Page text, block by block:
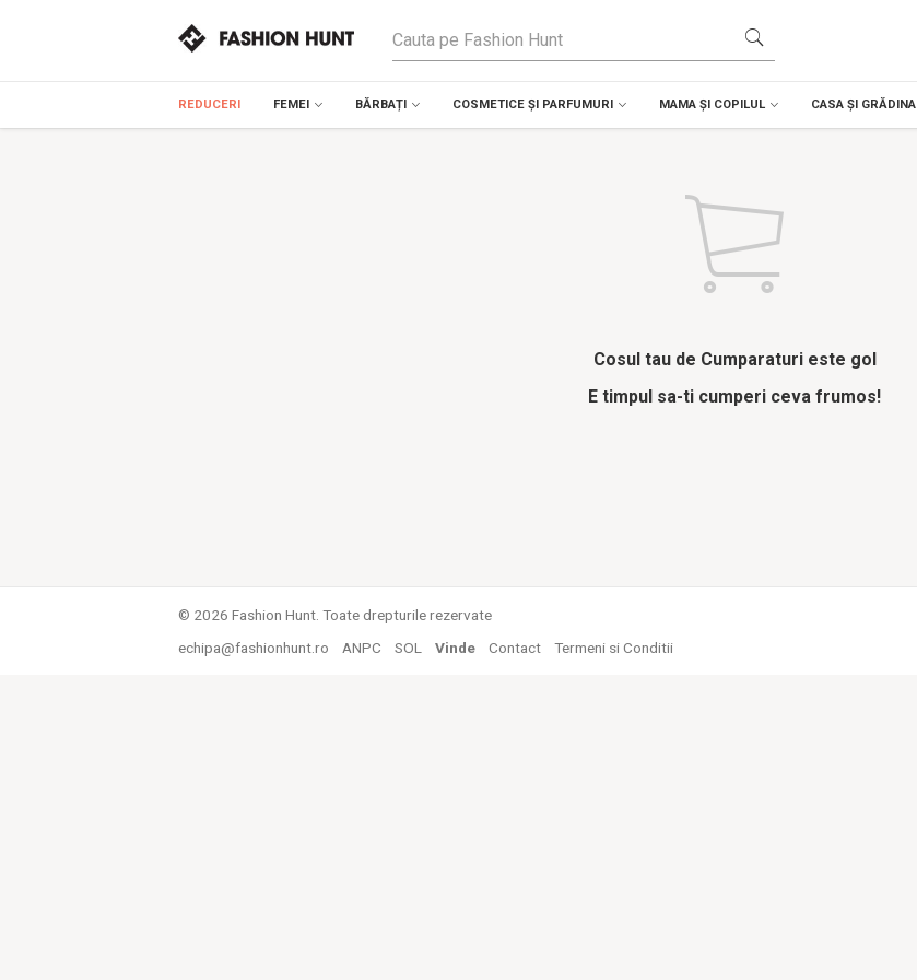
REDUCERI FEMEI BĂRBAȚI COSMETICE ȘI PARFUMURI MAMA ȘI COPILUL CASA ȘI GRĂDINA
Cosul tau de Cumparaturi este gol
E timpul sa-ti cumperi ceva frumos!
© 2026 Fashion Hunt. Toate drepturile rezervate
echipa@fashionhunt.ro
ANPC SOL Vinde Contact Termeni si Conditii